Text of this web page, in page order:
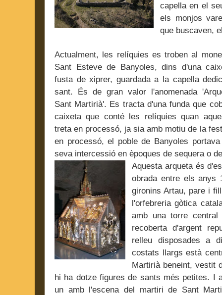
capella en el
els monjos
que buscaven,
Actualment, les relíquies es troben al
Sant Esteve de Banyoles, dins d'una
fusta de xiprer, guardada a la capella
sant. És de gran valor l'anomenada
Sant Martirià'. Es tracta d'una funda que
caixeta que conté les relíquies quan
treta en processó, ja sia amb motiu de la
en processó, el poble de Banyoles
seva intercessió en èpoques de sequera o
Aquesta arqueta és
obrada entre els anys
gironins Artau, pare i
l'orfebreria gòtica
amb una torre
recoberta d'argent
relleu disposades a
costats llargs està
Martirià beneint, vestit
hi ha dotze figures de sants més petites. I
un amb l'escena del martiri de Sant